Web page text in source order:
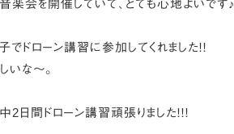
楽会を開催していて、とても心地よいです♪
ドローン講習に参加してくれました！！
いな～。
日間ドローン講習頑張りました！！！